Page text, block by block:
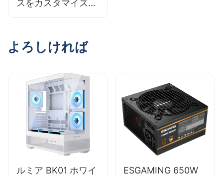
スをカスタマイズす
る方法：自分だけの
よろしければ
ルミア BK01 ホワイ
ESGAMING 650W